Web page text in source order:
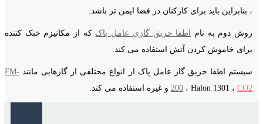
، بنابراین باید برای کارکنان در فضا ایمن تر باشد.
روش دوم به نام اطفا حریق گازی عامل پاک که از مکانیزم خنک کننده
برای خاموش کردن آتش استفاده می کند.
سیستم اطفا حریق گاز عامل پاک از انواع مختلفی از گازهایی مانند FM-
200 ، Halon 1301 ، CO2 و غیره استفاده می کند.